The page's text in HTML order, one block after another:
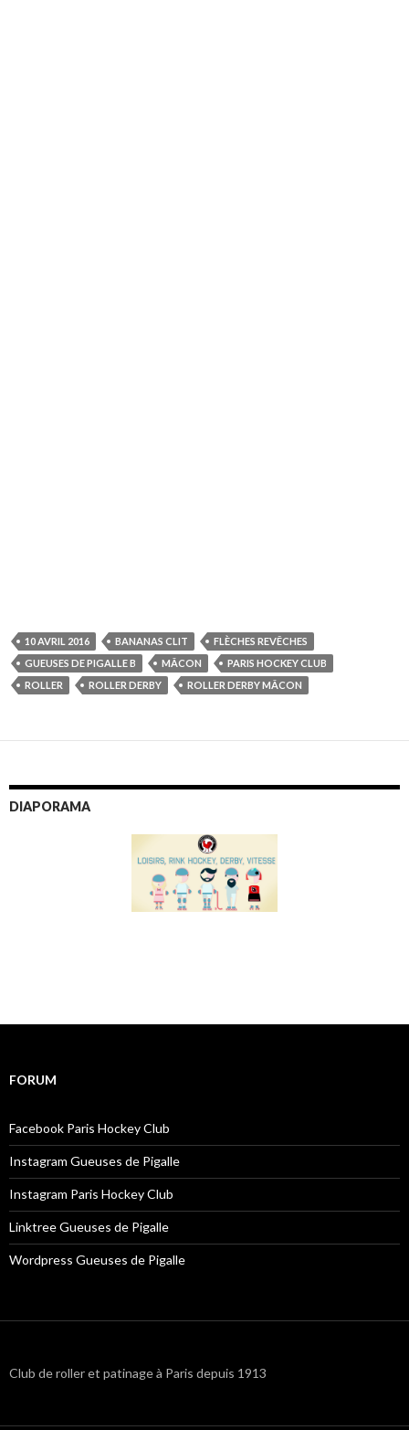
10 AVRIL 2016 BANANAS CLIT
FLÈCHES REVÊCHES
GUEUSES DE PIGALLE B
MÂCON
PARIS HOCKEY CLUB
ROLLER
ROLLER DERBY ROLLER DERBY MÂCON
DIAPORAMA
FORUM
Facebook Paris Hockey Club
Instagram Gueuses de Pigalle
Instagram Paris Hockey Club
Linktree Gueuses de Pigalle
Wordpress Gueuses de Pigalle
Club de roller et patinage à Paris depuis 1913